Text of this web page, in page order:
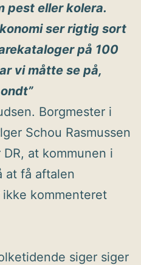
pest eller kolera.
ser rigtig sort
på 100
vi måtte se på,
Borgmester i
Schou Rasmussen
at kommunen i
at få aftalen
kommenteret
siger siger